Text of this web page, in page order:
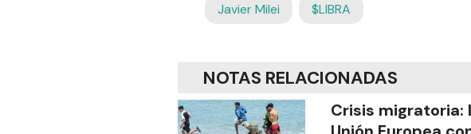
Javier Milei $LIBRA
NOTAS RELACIONADAS
Crisis migratoria: